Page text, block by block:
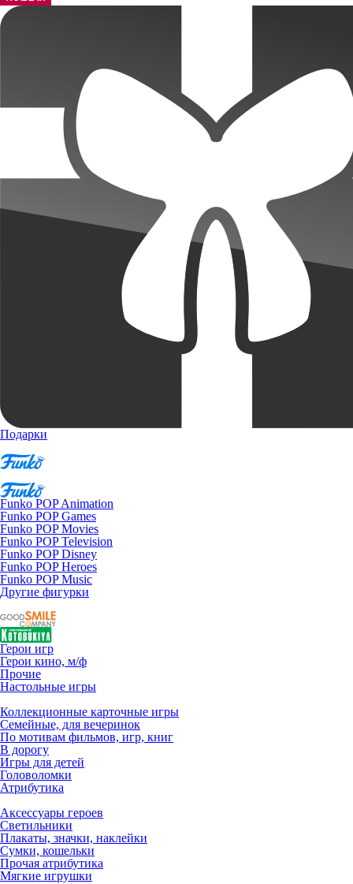
Подарки
Funko POP Animation
Funko POP Games
Funko POP Movies
Funko POP Television
Funko POP Disney
Funko POP Heroes
Funko POP Music
Другие фигурки
Герои игр
Герои кино, м/ф
Прочие
Настольные игры
Коллекционные карточные игры
Семейные, для вечеринок
По мотивам фильмов, игр, книг
В дорогу
Игры для детей
Головоломки
Атрибутика
Аксессуары героев
Светильники
Плакаты, значки, наклейки
Сумки, кошельки
Прочая атрибутика
Мягкие игрушки